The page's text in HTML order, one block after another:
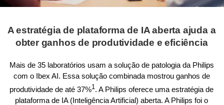
A estratégia de plataforma de IA aberta ajuda a
obter ganhos de produtividade e eficiência
Mais de 35 laboratórios usam a solução de patologia da Philips
com o Ibex AI. Essa solução combinada mostrou ganhos de
produtividade de até 37%1. A Philips oferece uma estratégia de
plataforma de IA (Inteligência Artificial) aberta. A Philips foi o